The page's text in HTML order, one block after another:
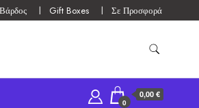
Gift Boxes Σε Προσφορά
0
0,00 €